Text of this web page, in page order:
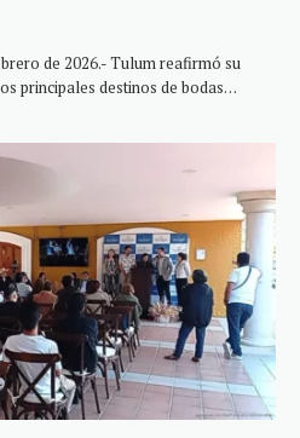
de 2026.- Tulum reafirmó su
principales destinos de bodas…